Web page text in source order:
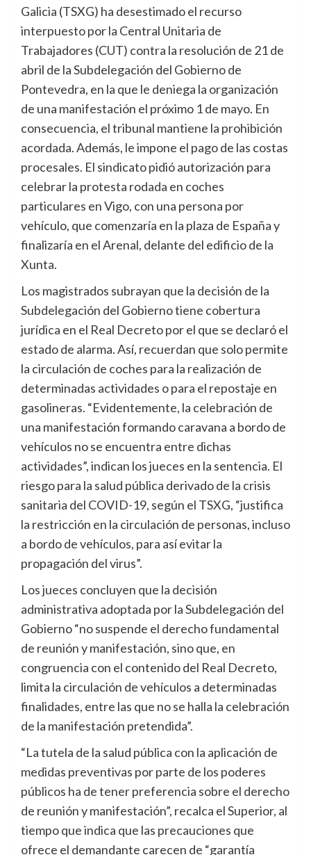
Galicia (TSXG) ha desestimado el recurso
interpuesto por la Central Unitaria de
Trabajadores (CUT) contra la resolución de 21 de
abril de la Subdelegación del Gobierno de
Pontevedra, en la que le deniega la organización
de una manifestación el próximo 1 de mayo. En
consecuencia, el tribunal mantiene la prohibición
acordada. Además, le impone el pago de las costas
procesales. El sindicato pidió autorización para
celebrar la protesta rodada en coches
particulares en Vigo, con una persona por
vehículo, que comenzaría en la plaza de España y
finalizaría en el Arenal, delante del edificio de la
Xunta.
Los magistrados subrayan que la decisión de la
Subdelegación del Gobierno tiene cobertura
jurídica en el Real Decreto por el que se declaró el
estado de alarma. Así, recuerdan que solo permite
la circulación de coches para la realización de
determinadas actividades o para el repostaje en
gasolineras. “Evidentemente, la celebración de
una manifestación formando caravana a bordo de
vehículos no se encuentra entre dichas
actividades”, indican los jueces en la sentencia. El
riesgo para la salud pública derivado de la crisis
sanitaria del COVID-19, según el TSXG, “justifica
la restricción en la circulación de personas, incluso
a bordo de vehículos, para así evitar la
propagación del virus”.
Los jueces concluyen que la decisión
administrativa adoptada por la Subdelegación del
Gobierno “no suspende el derecho fundamental
de reunión y manifestación, sino que, en
congruencia con el contenido del Real Decreto,
limita la circulación de vehículos a determinadas
finalidades, entre las que no se halla la celebración
de la manifestación pretendida”.
“La tutela de la salud pública con la aplicación de
medidas preventivas por parte de los poderes
públicos ha de tener preferencia sobre el derecho
de reunión y manifestación”, recalca el Superior, al
tiempo que indica que las precauciones que
ofrece el demandante carecen de “garantía